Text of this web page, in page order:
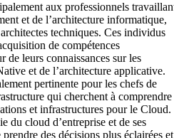
aux professionnels
et de l’architecture informatique,
techniques. Ces individus
de compétences
de leurs connaissances sur les
et de l’architecture applicative.
pertinente pour les chefs de
qui cherchent à comprendre
et infrastructures pour le Cloud.
du cloud d’entreprise et de ses
des décisions plus éclairées et